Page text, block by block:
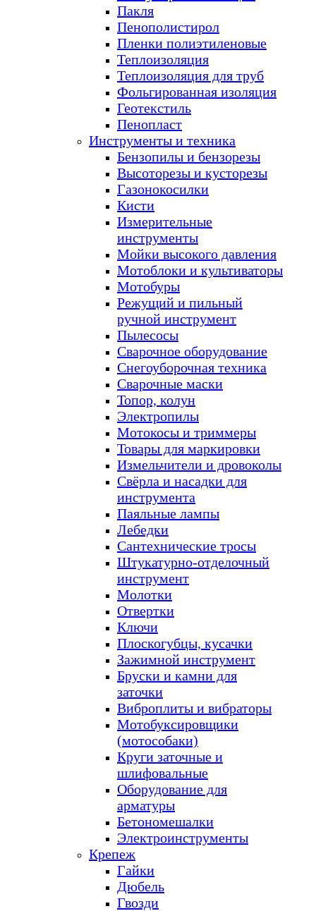
Пакля
Пенополистирол
Пленки полиэтиленовые
Теплоизоляция
Теплоизоляция для труб
Фольгированная изоляция
Геотекстиль
Пенопласт
Инструменты и техника
Бензопилы и бензорезы
Высоторезы и кусторезы
Газонокосилки
Кисти
Измерительные
инструменты
Мойки высокого давления
Мотоблоки и культиваторы
Мотобуры
Режущий и пильный
ручной инструмент
Пылесосы
Сварочное оборудование
Снегоуборочная техника
Сварочные маски
Топор, колун
Электропилы
Мотокосы и триммеры
Товары для маркировки
Измельчители и дровоколы
Свёрла и насадки для
инструмента
Паяльные лампы
Лебедки
Сантехнические тросы
Штукатурно-отделочный
инструмент
Молотки
Отвертки
Ключи
Плоскогубцы, кусачки
Зажимной инструмент
Бруски и камни для
заточки
Виброплиты и вибраторы
Мотобуксировщики
(мотособаки)
Круги заточные и
шлифовальные
Оборудование для
арматуры
Бетономешалки
Электроинструменты
Крепеж
Гайки
Дюбель
Гвозди